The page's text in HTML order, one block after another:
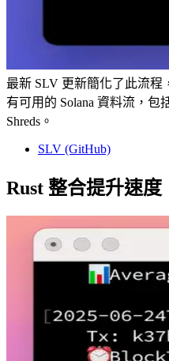
最新 SLV 更新簡化了此流
有可用的 Solana 資料流，包
Shreds。
SLV (GitHub)
Rust 整合提升速度